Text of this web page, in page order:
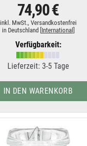
74,90 €
inkl. MwSt., Versandkostenfrei
in Deutschland [ International
Verfügbarkeit:
Lieferzeit: 3-5 Tage
IN DEN WARENKORB